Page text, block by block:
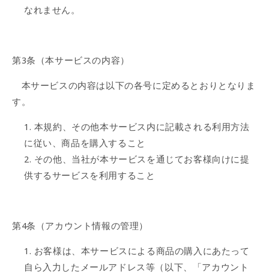
なれません。
第3条（本サービスの内容）
本サービスの内容は以下の各号に定めるとおりとなりま
す。
本規約、その他本サービス内に記載される利用方法
に従い、商品を購入すること
その他、当社が本サービスを通じてお客様向けに提
供するサービスを利用すること
第4条（アカウント情報の管理）
お客様は、本サービスによる商品の購入にあたって
自ら入力したメールアドレス等（以下、「アカウント